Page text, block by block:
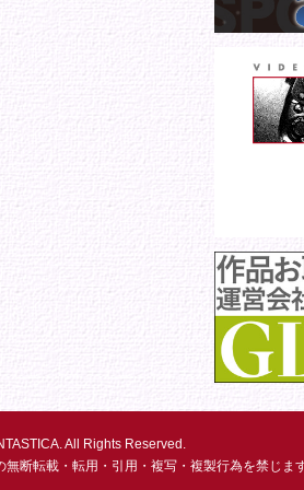
All Rights Reserved.
断転載・転用・引用・複写・複製行為を禁じま